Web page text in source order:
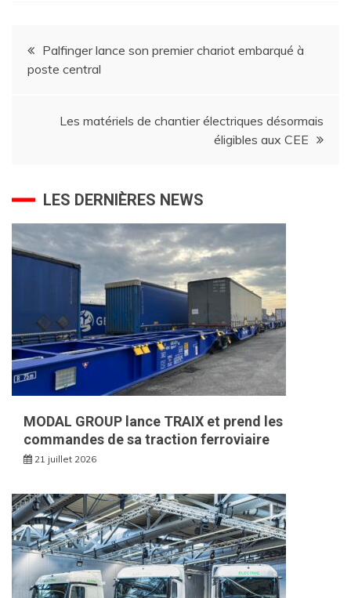
Navigation
de
l’article
Palfinger lance son premier chariot embarqué à
poste central
Les matériels de chantier électriques désormais
éligibles aux CEE
LES DERNIÈRES NEWS
MODAL GROUP lance TRAIX et prend les
commandes de sa traction ferroviaire
21 juillet 2026